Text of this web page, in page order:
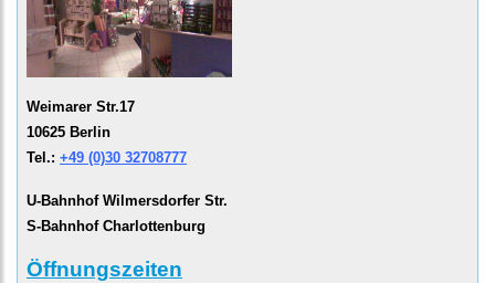
Weimarer Str.17
10625 Berlin
Tel.: +49 (0)30 32708777
U-Bahnhof Wilmersdorfer Str.
S-Bahnhof Charlottenburg
Öffnungszeiten